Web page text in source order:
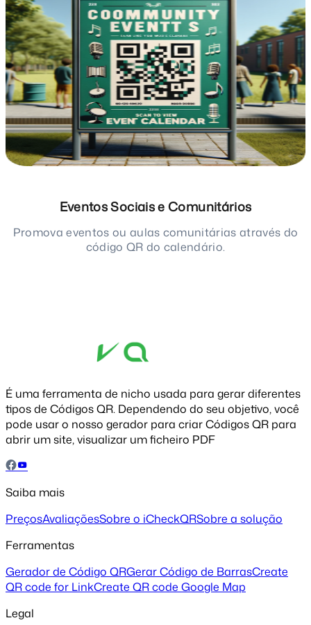
Eventos Sociais e Comunitários
Promova eventos ou aulas comunitárias através do
código QR do calendário.
É uma ferramenta de nicho usada para gerar diferentes
tipos de Códigos QR. Dependendo do seu objetivo, você
pode usar o nosso gerador para criar Códigos QR para
abrir um site, visualizar um ficheiro PDF
Saiba mais
PreçosAvaliaçõesSobre o iCheckQRSobre a solução
Ferramentas
Gerador de Código QRGerar Código de BarrasCreate
QR code for LinkCreate QR code Google Map
Legal